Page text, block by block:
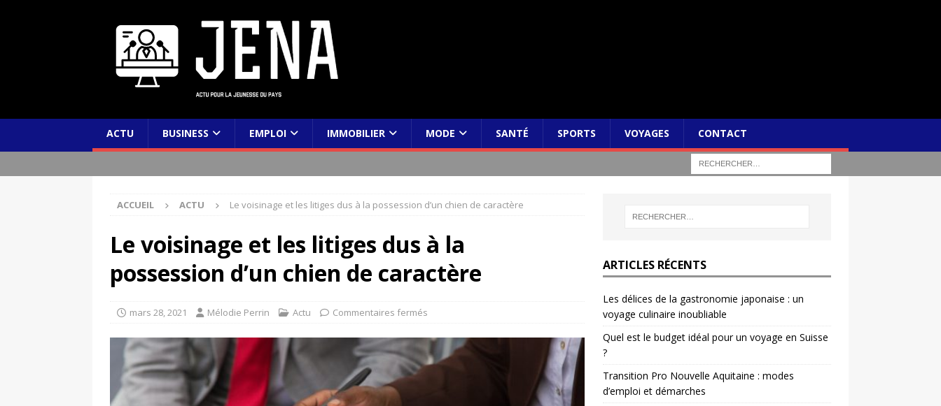
ACTU BUSINESS EMPLOI IMMOBILIER MODE SANTÉ SPORTS VOYAGES CONTACT
ACCUEIL ACTU Le voisinage et les litiges dus à la possession d’un chien de caractère
Le voisinage et les litiges dus à la
possession d’un chien de caractère
mars 28, 2021 Mélodie Perrin Actu Commentaires fermés
ARTICLES RÉCENTS
Les délices de la gastronomie japonaise : un
voyage culinaire inoubliable
Quel est le budget idéal pour un voyage en Suisse
?
Transition Pro Nouvelle Aquitaine : modes
d’emploi et démarches